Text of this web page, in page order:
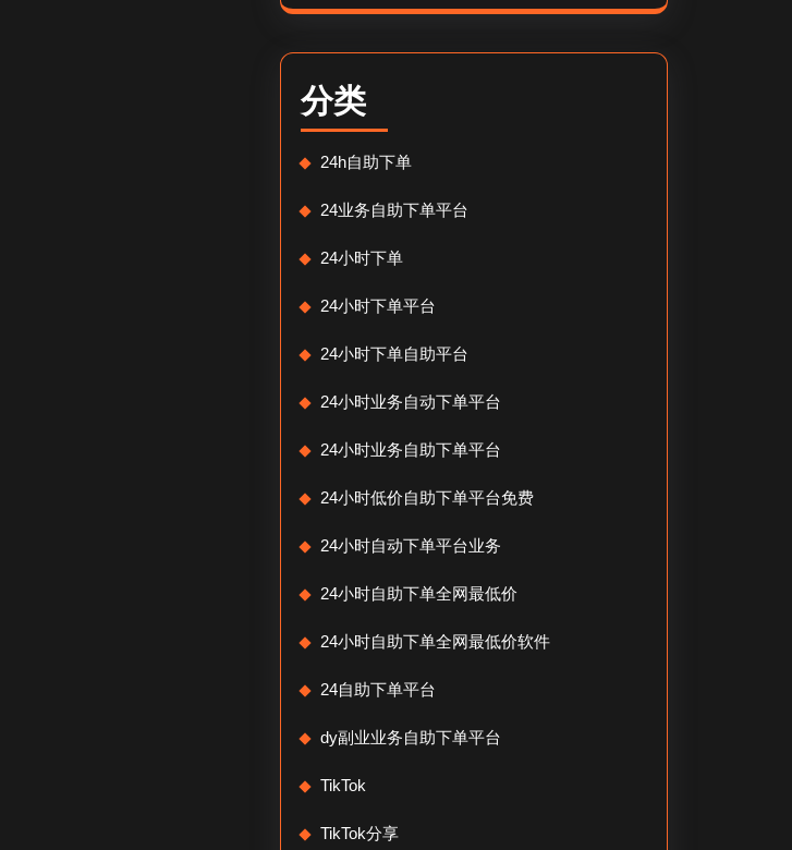
分类
24h自助下单
24业务自助下单平台
24小时下单
24小时下单平台
24小时下单自助平台
24小时业务自动下单平台
24小时业务自助下单平台
24小时低价自助下单平台免费
24小时自动下单平台业务
24小时自助下单全网最低价
24小时自助下单全网最低价软件
24自助下单平台
dy副业业务自助下单平台
TikTok
TikTok分享